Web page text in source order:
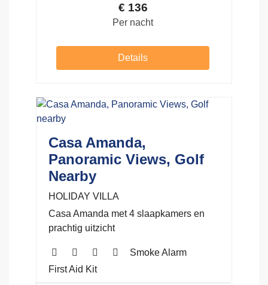
€ 136
Per nacht
Details
Casa Amanda,
Panoramic Views, Golf
Nearby
HOLIDAY VILLA
Casa Amanda met 4 slaapkamers en
prachtig uitzicht
Smoke Alarm
First Aid Kit